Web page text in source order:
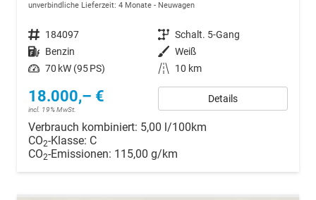
unverbindliche Lieferzeit: 4 Monate Neuwagen
Fahrzeugnr. 184097 Getriebe Schalt. 5-Gang
Kraftstoff Benzin Außenfarbe Weiß
Leistung 70 kW (95 PS) Kilometerstand 10 km
18.000,– €
incl. 19% MwSt.
Details
Verbrauch kombiniert: 5,00 l/100km
CO2-Klasse: C
CO2-Emissionen: 115,00 g/km